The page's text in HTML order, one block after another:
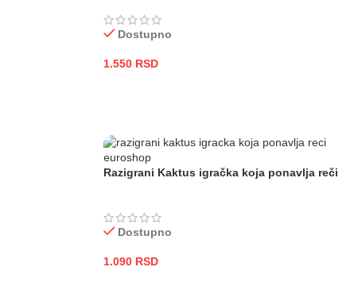
Dostupno
1.550 RSD
Razigrani Kaktus igračka koja ponavlja reči
Dostupno
1.090 RSD